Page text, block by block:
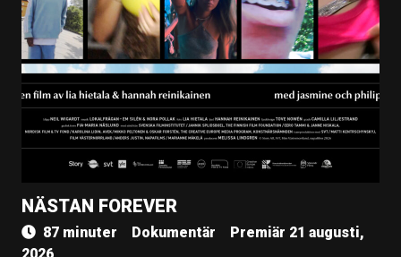
NÄSTAN FOREVER
87 minuter Dokumentär
Premiär 21 augusti,